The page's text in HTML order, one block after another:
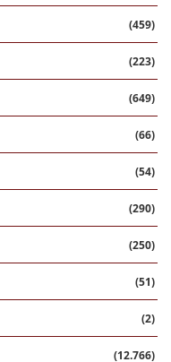
(459)
(223)
(649)
(66)
(54)
(290)
(250)
(51)
(2)
(12.766)